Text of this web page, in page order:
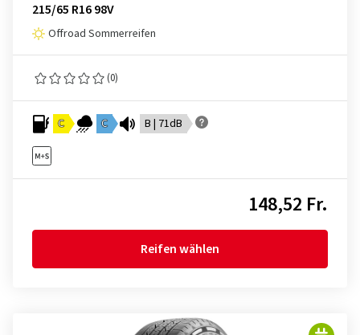
215/65 R16 98V
Offroad Sommerreifen
(0)
C C B | 71dB
148,52 Fr.
Reifen wählen